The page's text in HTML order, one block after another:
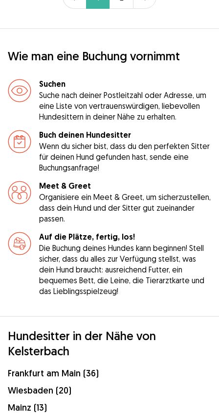
Wie man eine Buchung vornimmt
Suchen
Suche nach deiner Postleitzahl oder Adresse, um
eine Liste von vertrauenswürdigen, liebevollen
Hundesittern in deiner Nähe zu erhalten.
Buch deinen Hundesitter
Wenn du sicher bist, dass du den perfekten Sitter
für deinen Hund gefunden hast, sende eine
Buchungsanfrage!
Meet & Greet
Organisiere ein Meet & Greet, um sicherzustellen,
dass dein Hund und der Sitter gut zueinander
passen.
Auf die Plätze, fertig, los!
Die Buchung deines Hundes kann beginnen! Stell
sicher, dass du alles zur Verfügung stellst, was
dein Hund braucht: ausreichend Futter, ein
bequemes Bett, die Leine, die Tierarztkarte und
das Lieblingsspielzeug!
Hundesitter in der Nähe von
Kelsterbach
Frankfurt am Main (36)
Wiesbaden (20)
Mainz (13)